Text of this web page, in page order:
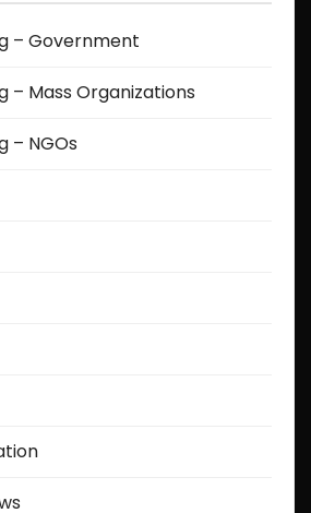
– Government
– Mass Organizations
– NGOs